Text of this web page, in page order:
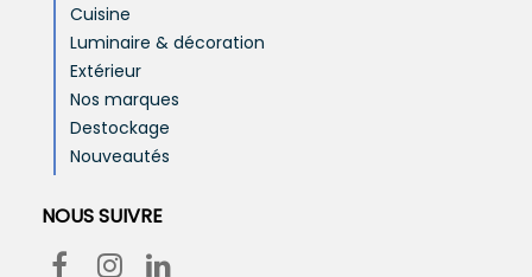
Cuisine
Luminaire & décoration
Extérieur
Nos marques
Destockage
Nouveautés
NOUS SUIVRE